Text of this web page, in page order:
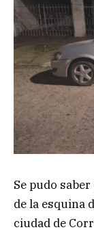
Se pudo
de la esquina
ciudad de